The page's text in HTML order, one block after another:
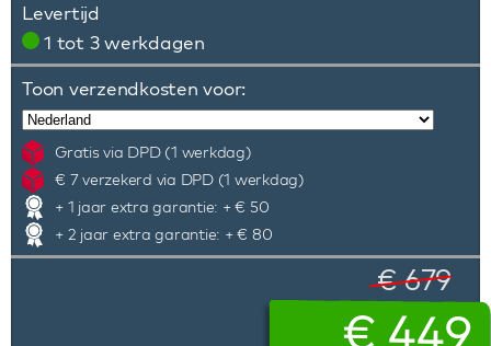
Levertijd
1 tot 3 werkdagen
Toon verzendkosten voor:
Gratis via DPD (1 werkdag)
€ 7 verzekerd via DPD (1 werkdag)
+ 1 jaar extra garantie: + € 50
+ 2 jaar extra garantie: + € 80
€ 679
€449